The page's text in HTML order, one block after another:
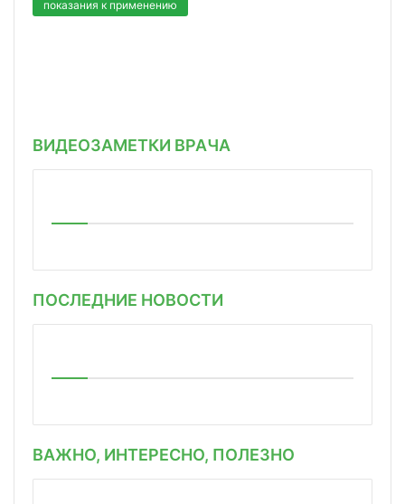
показания к применению
ВИДЕОЗАМЕТКИ ВРАЧА
ПОСЛЕДНИЕ НОВОСТИ
ВАЖНО, ИНТЕРЕСНО, ПОЛЕЗНО